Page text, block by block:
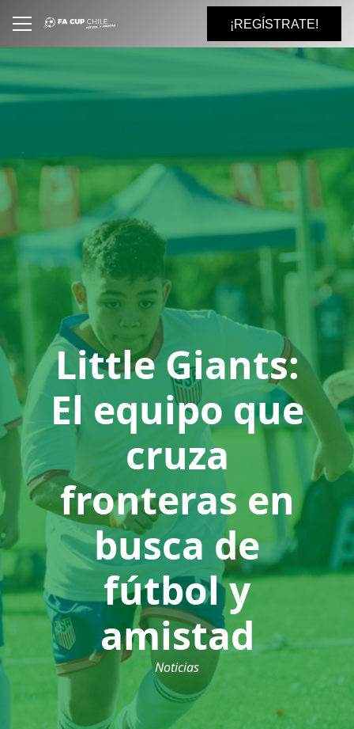
¡REGÍSTRATE!
Little Giants:
El equipo que
cruza
fronteras en
busca de
fútbol y
amistad
Noticias